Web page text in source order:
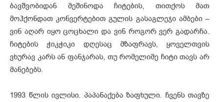
ბავშვობიდან მეშინოდა ჩიტების, თითქოს მათ
მოჰქონდათ კონვერტებით გულის გასაგლეჯი ამბები –
ვინ აღარ იყო ცოცხალი და ვინ როგორ ვერ გადარჩა.
ჩიტების ჭიკჭიკი დღესაც მზაფრავს, ყოველთვის
ვხურავ კარს ან ფანჯარას, თუ რომელიმე ჩიტი თავს არ
მანებებს.
1993 წლის ივლისი. პაპანაქება ზაფხული. ჩვენს თავზე